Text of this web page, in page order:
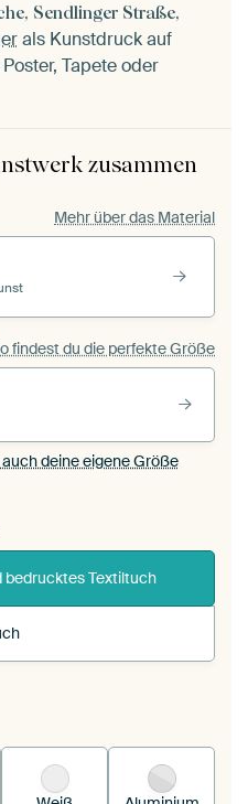
Sendlinger Straße,
als Kunstdruck auf
Tapete oder
zusammen
Mehr über das Material
findest du die perfekte Größe
deine eigene Größe
Textiltuch
Textiltuch in